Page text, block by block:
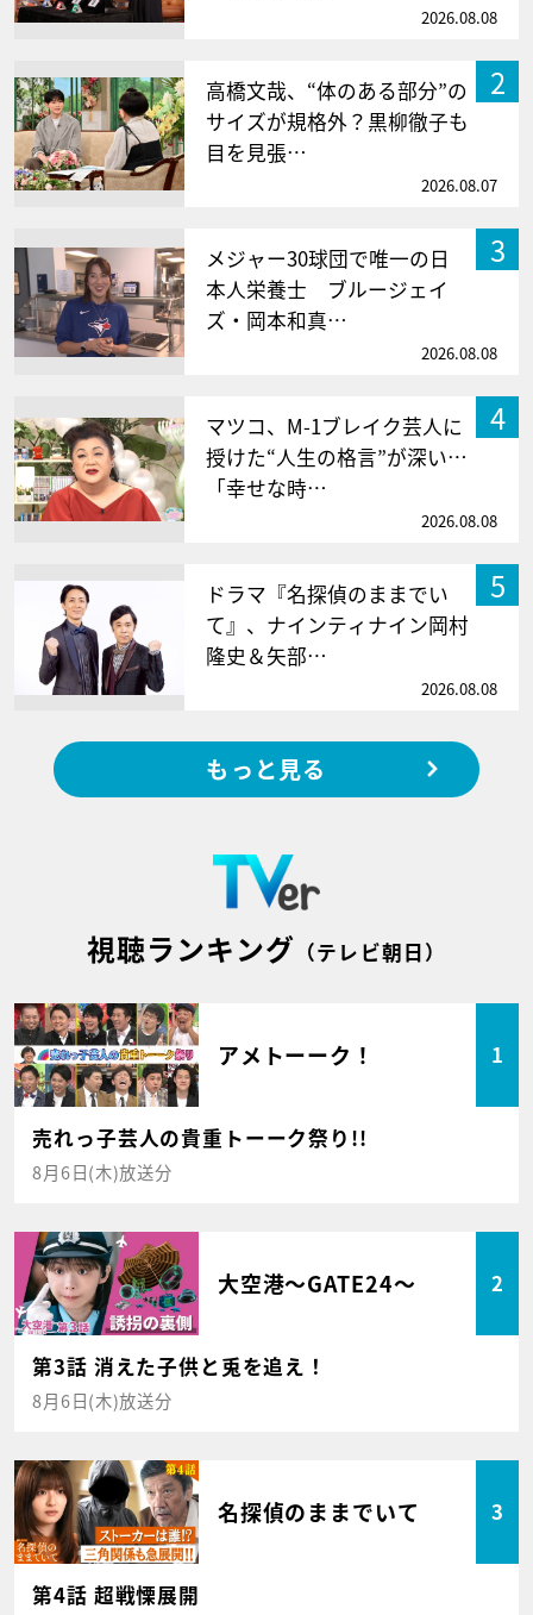
2026.08.08
2
高橋文哉、“体のある部分”の
サイズが規格外？黒柳徹子も
目を見張…
2026.08.07
3
メジャー30球団で唯一の日
本人栄養士 ブルージェイ
ズ・岡本和真…
2026.08.08
4
マツコ、M-1ブレイク芸人に
授けた“人生の格言”が深い…
「幸せな時…
2026.08.08
5
ドラマ『名探偵のままでい
て』、ナインティナイン岡村
隆史＆矢部…
2026.08.08
もっと見る
視聴ランキング （テレビ朝日）
アメトーーク！ 1
売れっ子芸人の貴重トーーク祭り!!
8月6日(木)放送分
大空港～GATE24～ 2
第3話 消えた子供と兎を追え！
8月6日(木)放送分
名探偵のままでいて 3
第4話 超戦慄展開